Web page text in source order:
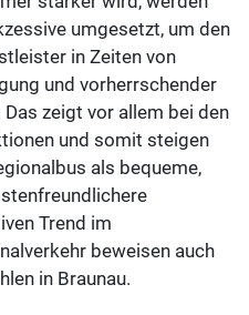
umgesetzt, um den
in Zeiten von
und vorherrschender
zeigt vor allem bei den
und somit steigen
als bequeme,
Trend im
beweisen auch
in Braunau.